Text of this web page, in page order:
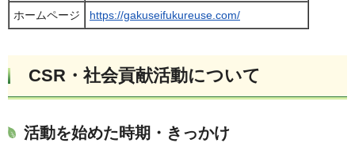
ホームページ https://gakuseifukureuse.com/
CSR・社会貢献活動について
活動を始めた時期・きっかけ